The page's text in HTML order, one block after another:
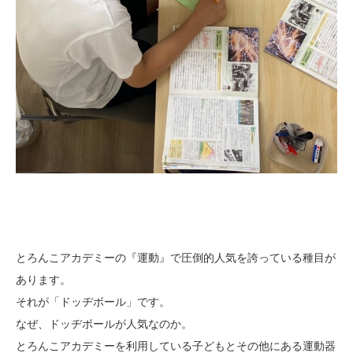
とろんこアカデミーの『運動』で圧倒的人気を誇っている種目が
あります。
それが「ドッヂボール」です。
なぜ、ドッヂボールが人気なのか。
とろんこアカデミーを利用している子どもとその他にある運動器